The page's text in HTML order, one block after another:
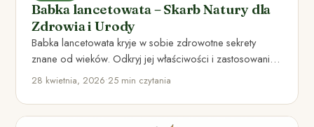
Babka lancetowata – Skarb Natury dla
Zdrowia i Urody
Babka lancetowata kryje w sobie zdrowotne sekrety
znane od wieków. Odkryj jej właściwości i zastosowanie
w kosmetykach DIY.
28 kwietnia, 2026•25 min czytania